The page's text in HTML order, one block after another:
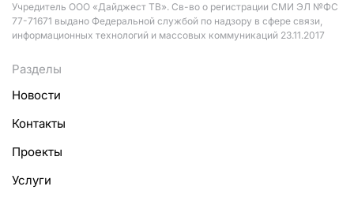
Учредитель ООО «Дайджест ТВ». Св-во о регистрации СМИ ЭЛ №ФС
77-71671 выдано Федеральной службой по надзору в сфере связи,
информационных технологий и массовых коммуникаций 23.11.2017
Разделы
Новости
Контакты
Проекты
Услуги